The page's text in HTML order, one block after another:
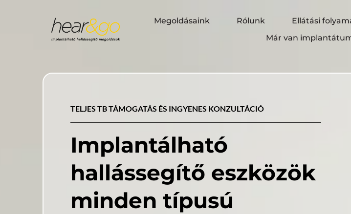
Megoldásaink Rólunk Ellátási
Már van
TELJES TB TÁMOGATÁS ÉS INGYENES KONZULTÁCIÓ
Implantálható
minden típusú